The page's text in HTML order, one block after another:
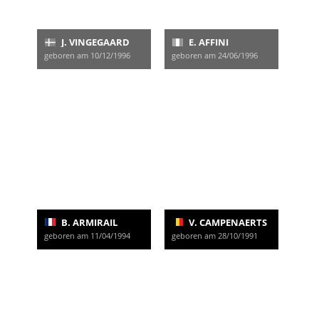
J. VINGEGAARD
geboren am 10/12/1996
E. AFFINI
geboren am 24/06/1996
B. ARMIRAIL
geboren am 11/04/1994
V. CAMPENAERTS
geboren am 28/10/1991